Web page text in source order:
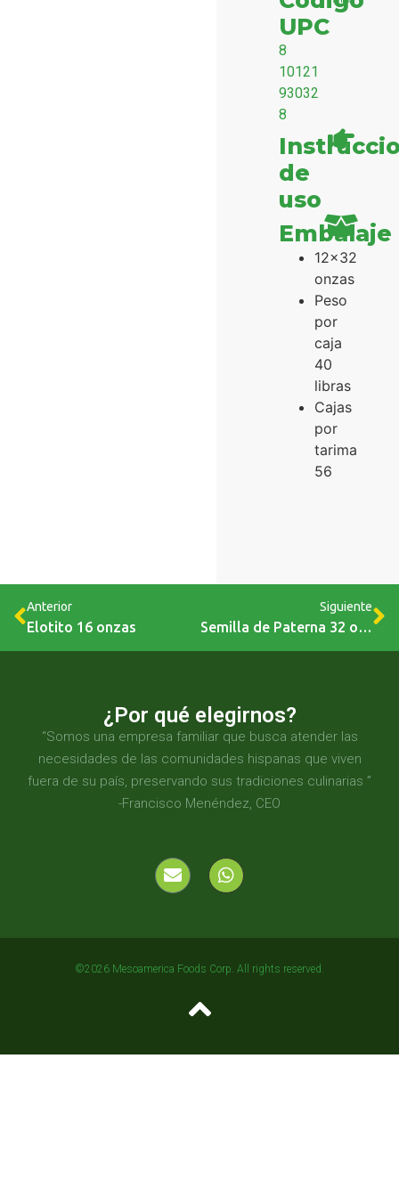
UPC
8
10121
93032
8
de
uso
Embalaje
12x32
onzas
Peso
por
caja
40
libras
Cajas
por
tarima
56
Anterior
Elotito 16 onzas
Siguiente
Semilla de Paterna 32 onzas
¿Por qué elegirnos?
“Somos una empresa familiar que busca atender las
necesidades de las comunidades hispanas que viven
fuera de su país, preservando sus tradiciones culinarias ”
-Francisco Menéndez, CEO
©2026 Mesoamerica Foods Corp. All rights reserved.